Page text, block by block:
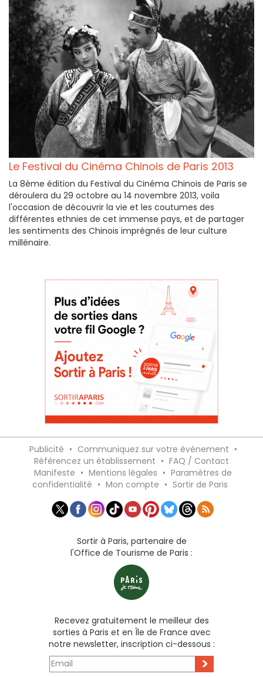
Le Festival du Cinéma Chinois de Paris 2013
La 8ème édition du Festival du Cinéma Chinois de Paris se
déroulera du 29 octobre au 14 novembre 2013, voila
l'occasion de découvrir la vie et les coutumes des
différentes ethnies de cet immense pays, et de partager
les sentiments des Chinois imprégnés de leur culture
millénaire.
Publicité • Communiquez sur votre événement •
Référencez un établissement • FAQ / Contact
Manifeste • Mentions légales • Paramètres de
confidentialité • Mon compte • Sortir de Paris
Sortir à Paris, partenaire de
l'Office de Tourisme de Paris :
Recevez gratuitement le meilleur des
sorties à Paris et en Île de France avec
notre newsletter, inscription ci-dessous :
>